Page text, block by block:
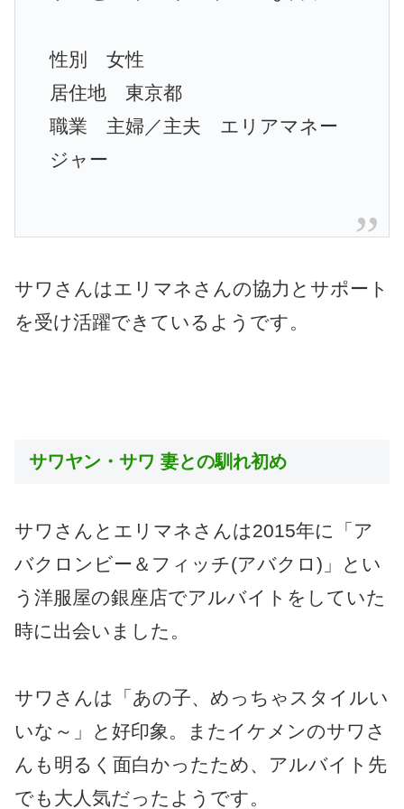
性別 女性
居住地 東京都
職業 主婦／主夫 エリアマネー
ジャー
サワさんはエリマネさんの協力とサポート
を受け活躍できているようです。
サワヤン・サワ 妻との馴れ初め
サワさんとエリマネさんは2015年に「ア
バクロンビー＆フィッチ(アバクロ)」とい
う洋服屋の銀座店でアルバイトをしていた
時に出会いました。
サワさんは「あの子、めっちゃスタイルい
いな～」と好印象。またイケメンのサワさ
んも明るく面白かったため、アルバイト先
でも大人気だったようです。